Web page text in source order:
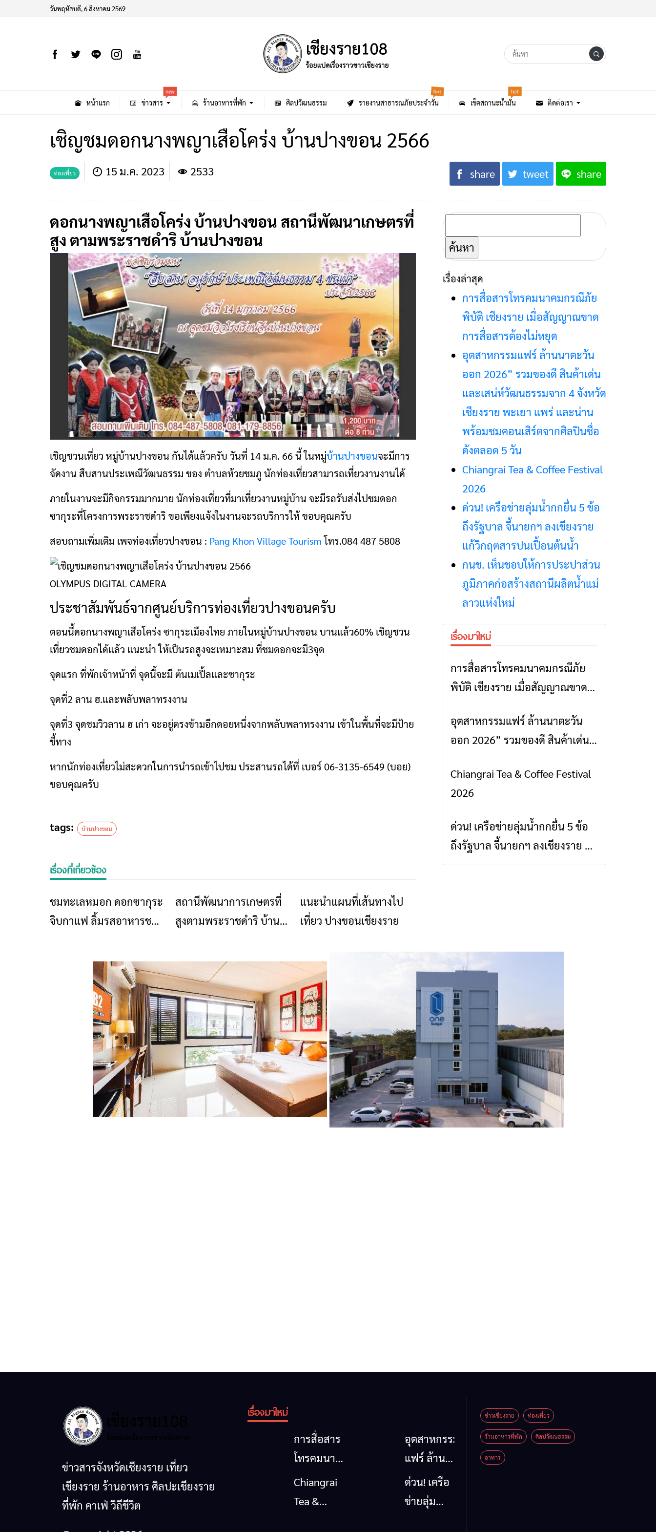
วันพฤหัสบดี, 6 สิงหาคม 2569
หน้าแรก ข่าวสาร
new
ร้านอาหารที่พัก ศิลปวัฒนธรรม รายงานสาธารณภัยประจำวัน
hot
เช็คสถานะน้ำมัน
hot
ติดต่อเรา
เชิญชมดอกนางพญาเสือโคร่ง บ้านปางขอน 2566
ท่องเที่ยว 15 ม.ค. 2023 2533 share tweet share
ดอกนางพญาเสือโคร่ง บ้านปางขอน สถานีพัฒนาเกษตรที่
สูง ตามพระราชดำริ บ้านปางขอน
เชิญชวนเที่ยว หมู่บ้านปางขอน กันได้แล้วครับ วันที่ 14 ม.ค. 66 นี้ ในหมู่บ้านปางขอนจะมีการ
จัดงาน สืบสานประเพณีวัฒนธรรม ของ ตำบลห้วยชมภู นักท่องเที่ยวสามารถเที่ยวงานงานได้
ภายในงานจะมีกิจกรรมมากมาย นักท่องเที่ยวที่มาเที่ยวงานหมู่บ้าน จะมีรถรับส่งไปชมดอก
ซากุระที่โครงการพระราชดำริ ขอเพียงแจ้งในงานจะรถบริการให้ ขอบคุณครับ
สอบถามเพิ่มเติม เพจท่องเที่ยวปางขอน : Pang Khon Village Tourismโทร.084 487 5808
OLYMPUS DIGITAL CAMERA
ประชาสัมพันธ์จากศูนย์บริการท่องเที่ยวปางขอนครับ
ตอนนี้ดอกนางพญาเสือโคร่ง ซากุระเมืองไทย ภายในหมู่บ้านปางขอน บานแล้ว60% เชิญชวน
เที่ยวชมดอกได้แล้ว แนะนำ ให้เป็นรถสูงจะเหมาะสม ที่ชมดอกจะมี3จุด
จุดแรก ที่พักเจ้าหน้าที่ จุดนี้จะมี ต้นเมเปิ้ลและซากุระ
จุดที่2 ลาน ฮ.และพลับพลาทรงงาน
จุดที่3 จุดชมวิวลาน ฮ เก่า จะอยู่ตรงข้ามอีกดอยหนึ่งจากพลับพลาทรงงาน เข้าในพื้นที่จะมีป้าย
ชี้ทาง
หากนักท่องเที่ยวไม่สะดวกในการนำรถเข้าไปชม ประสานรถได้ที่ เบอร์ 06-3135-6549 (บอย)
ขอบคุณครับ
tags: บ้านปางขอน
เรื่องที่เกี่ยวข้อง
ท่องเที่ยว
ชมทะเลหมอก ดอกซากุระ
จิบกาแฟ ลิ้มรสอาหารชน
ท่องเที่ยว
สถานีพัฒนาการเกษตรที่
สูงตามพระราชดำริ บ้าน
ท่องเที่ยว
แนะนำแผนที่เส้นทางไป
เที่ยว ปางขอนเชียงราย
ค้นหา
สำหรับ:
เรื่องล่าสุด
การสื่อสารโทรคมนาคมกรณีภัย
พิบัติ เชียงราย เมื่อสัญญาณขาด
การสื่อสารต้องไม่หยุด
อุตสาหกรรมแฟร์ ล้านนาตะวัน
ออก 2026” รวมของดี สินค้าเด่น
และเสน่ห์วัฒนธรรมจาก 4 จังหวัด
เชียงราย พะเยา แพร่ และน่าน
พร้อมชมคอนเสิร์ตจากศิลปินชื่อ
ดังตลอด 5 วัน
Chiangrai Tea & Coffee Festival
2026
ด่วน! เครือข่ายลุ่มน้ำกกยื่น 5 ข้อ
ถึงรัฐบาล จี้นายกฯ ลงเชียงราย
แก้วิกฤตสารปนเปื้อนต้นน้ำ
กนช. เห็นชอบให้การประปาส่วน
ภูมิภาคก่อสร้างสถานีผลิตน้ำแม่
ลาวแห่งใหม่
เรื่องมาใหม่
ข่าวเชียงราย
การสื่อสารโทรคมนาคมกรณีภัย
พิบัติ เชียงราย เมื่อสัญญาณขาด
ข่าวเชียงราย
อุตสาหกรรมแฟร์ ล้านนาตะวัน
ออก 2026” รวมของดี สินค้าเด่น
เชียงราย พะเยา แพร่ และน่าน
พร้อมชมคอนเสิร์ตจากศิลปินชื่อ
ข่าวเชียงราย
Chiangrai Tea & Coffee Festival
2026
ข่าวเชียงราย
ด่วน! เครือข่ายลุ่มน้ำกกยื่น 5 ข้อ
ถึงรัฐบาล จี้นายกฯ ลงเชียงราย แก้
วิกฤตสารปนเปื้อนต้นน้ำ
ข่าวสารจังหวัดเชียงราย เที่ยว
เชียงราย ร้านอาหาร ศิลปะเชียงราย
ที่พัก คาเฟ่ วิถีชีวิต
เรื่องมาใหม่
การสื่อสาร
โทรคมนาคม
กรณีภัย
พิบัติ
อุตสาหกรรม
แฟร์ ล้าน
นาตะวัน
ออก
Chiangrai
Tea &
ด่วน! เครือ
ข่ายลุ่มน้ำ
ข่าวเชียงราย ท่องเที่ยว
ร้านอาหารที่พัก ศิลปวัฒนธรรม
อาหาร